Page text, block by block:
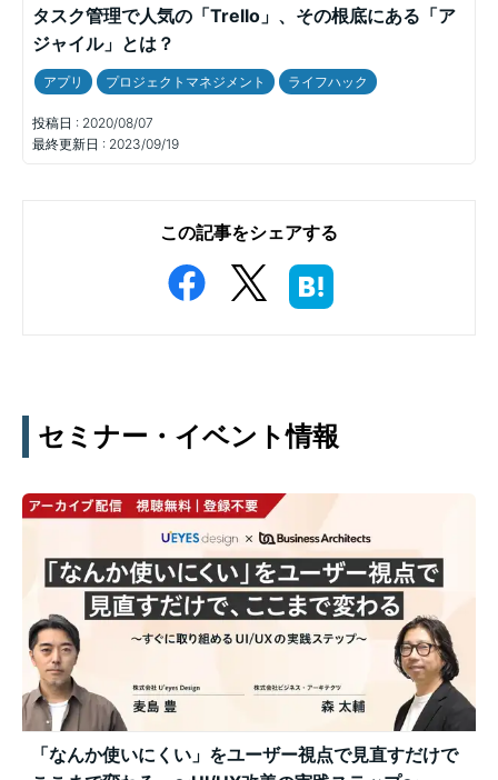
タスク管理で人気の「Trello」、その根底にある「ア
ジャイル」とは？
アプリ プロジェクトマネジメント ライフハック
投稿日 : 2020/08/07
最終更新日 : 2023/09/19
この記事をシェアする
セミナー・イベント情報
「なんか使いにくい」をユーザー視点で見直すだけで